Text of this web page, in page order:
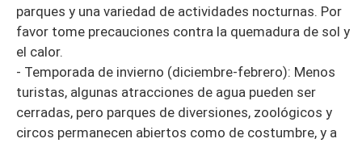
parques y una variedad de actividades nocturnas. Por
favor tome precauciones contra la quemadura de sol y
el calor.
- Temporada de invierno (diciembre-febrero): Menos
turistas, algunas atracciones de agua pueden ser
cerradas, pero parques de diversiones, zoológicos y
circos permanecen abiertos como de costumbre, y a